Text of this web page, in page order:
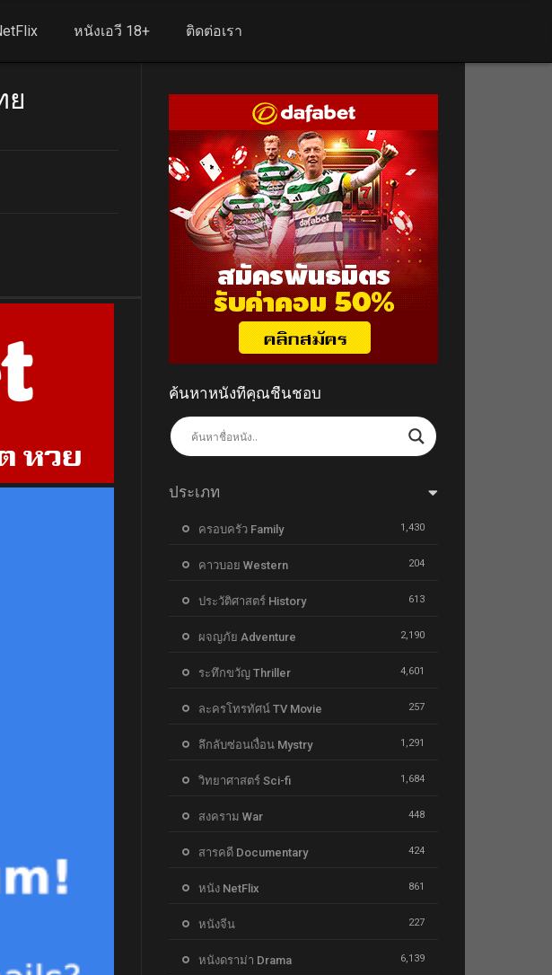
หนังเอวี 18+ ติดต่อเรา
ย
ค้นหาหนังที่คุณชื่นชอบ
ประเภท
ครอบครัว Family 1,430
คาวบอย Western 204
ประวัติศาสตร์ History 613
ผจญภัย Adventure 2,190
ระทึกขวัญ Thriller 4,601
ละครโทรทัศน์ TV Movie 257
ลึกลับซ่อนเงื่อน Mystry 1,291
วิทยาศาสตร์ Sci-fi 1,684
สงคราม War 448
สารคดี Documentary 424
หนัง NetFlix 861
หนังจีน 227
หนังดราม่า Drama 6,139